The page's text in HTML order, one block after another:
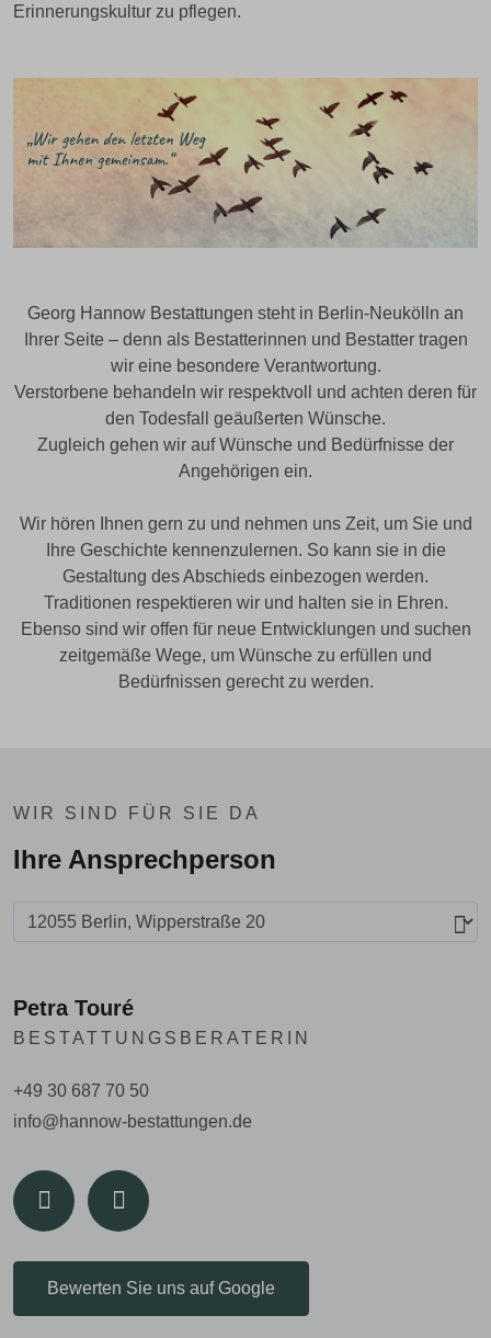
Erinnerungskultur zu pflegen.
Georg Hannow Bestattungen steht in Berlin-Neukölln an
Ihrer Seite – denn als Bestatterinnen und Bestatter tragen
wir eine besondere Verantwortung.
Verstorbene behandeln wir respektvoll und achten deren für
den Todesfall geäußerten Wünsche.
Zugleich gehen wir auf Wünsche und Bedürfnisse der
Angehörigen ein.
Wir hören Ihnen gern zu und nehmen uns Zeit, um Sie und
Ihre Geschichte kennenzulernen. So kann sie in die
Gestaltung des Abschieds einbezogen werden.
Traditionen respektieren wir und halten sie in Ehren.
Ebenso sind wir offen für neue Entwicklungen und suchen
zeitgemäße Wege, um Wünsche zu erfüllen und
Bedürfnissen gerecht zu werden.
WIR SIND FÜR SIE DA
Ihre Ansprechperson
Petra Touré
BESTATTUNGSBERATERIN
+49 30 687 70 50
info@hannow-bestattungen.de
Bewerten Sie uns auf Google